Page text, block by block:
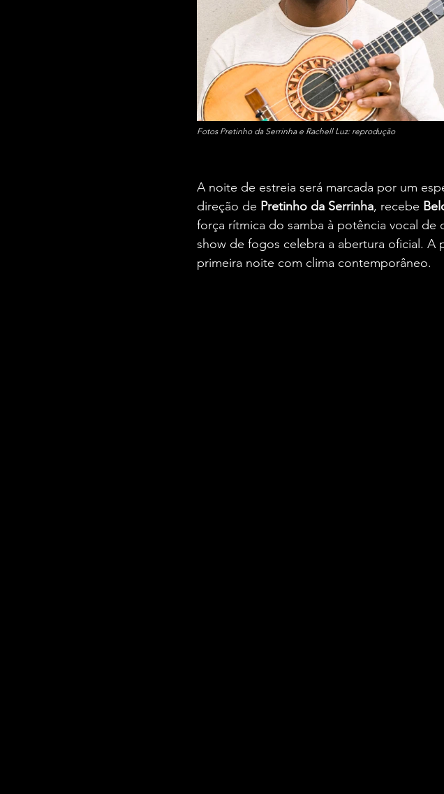
Fotos Pretinho da Serrinha e Rachell Luz: reprodução
A noite de estreia será marcada por um
direção de Pretinho da Serrinha, recebe
força rítmica do samba à potência vocal de
show de fogos celebra a abertura oficial. A
primeira noite com clima contemporâneo.